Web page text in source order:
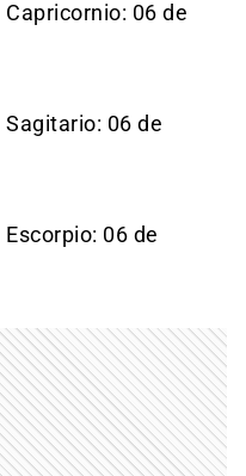
06 de
06 de
06 de